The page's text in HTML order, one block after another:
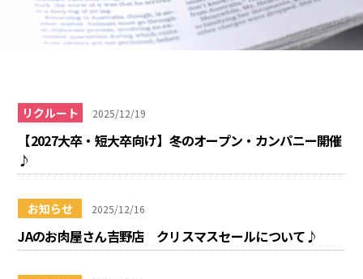
リクルート 2025/12/19
【2027大卒・短大卒向け】冬のオープン・カンパニー開催
♪
お知らせ 2025/12/16
JAのお肉屋さん吉野店 クリスマスセールについて♪